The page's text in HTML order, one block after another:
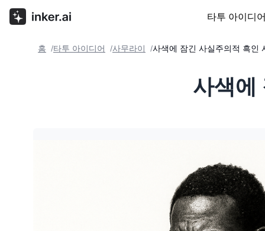
타투 아이디
홈 /타투 아이디어 /사무라이 /사색에 잠긴 사실주의적 흑인
사색에